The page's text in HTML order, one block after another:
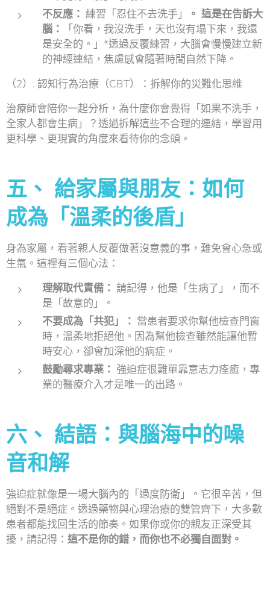
不反應： 練習「忍住不去洗手」
。 這是在告訴大
腦：
「你看，我沒洗手，天也沒有塌下來，我還
是安全的。」*透過反覆練習，大腦會慢慢建立新
的神經連結，焦慮感會隨著時間自然下降。
（2）. 認知行為治療（CBT）：拆解你的災難化思維
治療師會陪你一起分析，為什麼你會覺得「如果不洗手，
全家人都會生病」？透過拆解這些不合理的連結，學習用
更科學、更現實的角度來看待你的念頭。
五、 給家屬與朋友：如何
成為「溫柔的後盾」
身為家屬，看著親人反覆做著沒意義的事，難免會心急或
生氣。這裡有三個心法：
理解取代責備： 請記得，他是「生病了」，而不
是「故意的」。
不要成為「共犯」： 當患者要求你幫他檢查門窗
時，溫柔地拒絕他。因為幫他檢查雖然能讓他暫
時安心，卻會加深他的病症。
鼓勵尋求專業： 強迫症很難單靠意志力痊癒，專
業的醫療介入才是唯一的出路。
六、 結語：與腦海中的噪
音和解
強迫症就像是一場大腦內的「過度防衛」。它很辛苦，但
絕對不是絕症。透過藥物與心理治療的雙管齊下，大多數
患者都能找回生活的節奏。如果你或你的親友正深受其
擾，請記得： 這不是你的錯，而你也不必獨自面對。